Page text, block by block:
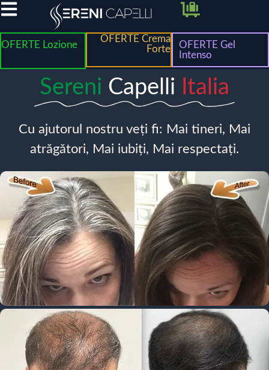
OFERTE Lozione
OFERTE Crema
Forte
OFERTE Gel
Intenso
Sereni Capelli Italia
Cu ajutorul nostru veți fi: Mai tineri, Mai
atrăgători, Mai iubiți, Mai respectați.